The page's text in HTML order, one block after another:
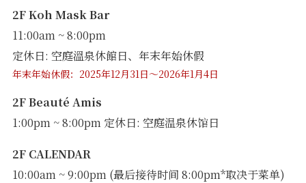
2F Koh Mask Bar
11:00am ~ 8:00pm
定休日: 空庭溫泉休館日、年末年始休假
年末年始休假：2025年12月31日～2026年1月4日
2F Beauté Amis
1:00pm ~ 8:00pm 定休日: 空庭温泉休馆日
2F CALENDAR
10:00am ~ 9:00pm (最后接待时间 8:00pm*取决于菜单)